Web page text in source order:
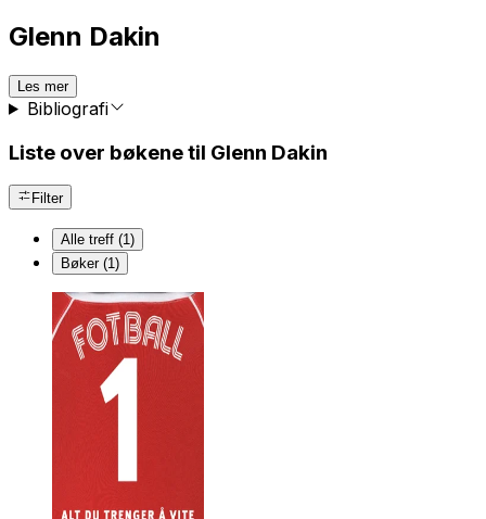
Glenn Dakin
Les mer
Bibliografi
Liste over bøkene til Glenn Dakin
Filter
Alle treff (1)
Bøker (1)